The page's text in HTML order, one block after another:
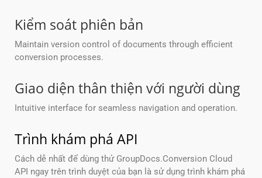
Kiểm soát phiên bản
Maintain version control of documents through efficient
conversion processes.
Giao diện thân thiện với người dùng
Intuitive interface for seamless navigation and operation.
Trình khám phá API
Cách dễ nhất để dùng thử GroupDocs.Conversion Cloud
API ngay trên trình duyệt của bạn là sử dụng trình khám phá